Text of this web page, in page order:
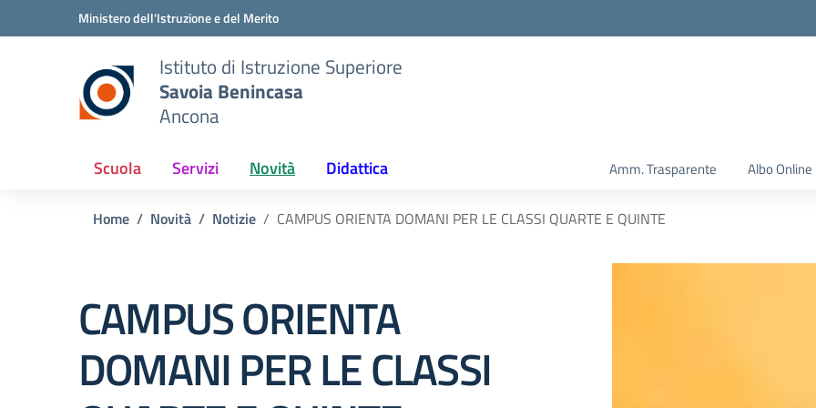
Vai ai contenuti
Vai al menu di navigazioneMinistero dell'Istruzione e del Merito
Istituto di Istruzione Superiore
Savoia Benincasa
Ancona
Scuola Servizi Novità Didattica Amm. Trasparente Albo Online
Home Novità Notizie CAMPUS ORIENTA DOMANI PER LE CLASSI QUARTE E QUINTE
CAMPUS ORIENTA
DOMANI PER LE CLASSI